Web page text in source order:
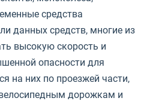
средства
данных средств, многие из
высокую скорость и
опасности для
на них по проезжей части,
дорожкам и